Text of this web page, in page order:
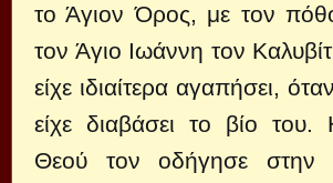
το Άγιον Όρος, με τον
τον Άγιο Ιωάννη τον
είχε ιδιαίτερα αγαπήσει,
είχε διαβάσει το βίο του.
Θεού τον οδήγησε στην